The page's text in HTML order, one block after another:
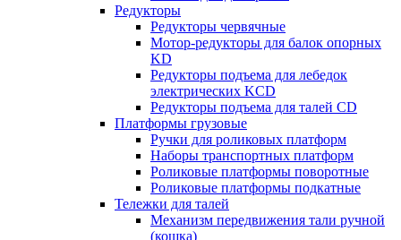
Редукторы
Редукторы червячные
Мотор-редукторы для балок опорных
KD
Редукторы подъема для лебедок
электрических KCD
Редукторы подъема для талей CD
Платформы грузовые
Ручки для роликовых платформ
Наборы транспортных платформ
Роликовые платформы поворотные
Роликовые платформы подкатные
Тележки для талей
Механизм передвижения тали ручной
(кошка)